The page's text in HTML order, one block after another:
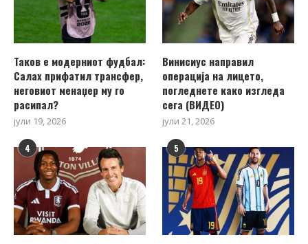
Таков е модерниот фудбал:
Салах прифатил трансфер,
неговиот менаџер му го
расипал?
јули 19, 2026
Винисиус направил
операција на лицето,
погледнете како изгледа
сега (ВИДЕО)
јули 21, 2026
4 5